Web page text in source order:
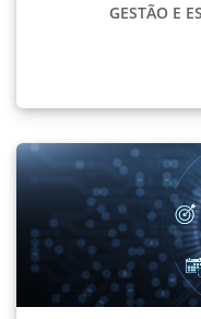
GESTÃO E